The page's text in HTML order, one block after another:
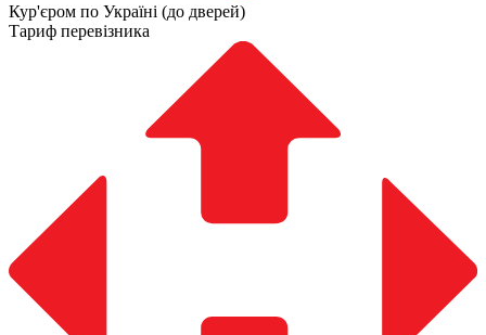
Кур'єром по Україні (до дверей)
Тариф перевізника